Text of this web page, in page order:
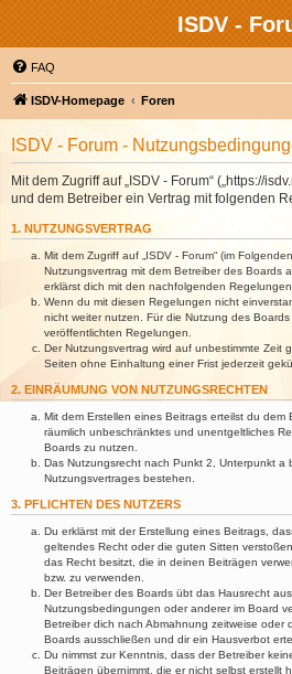
ISDV -
FAQ
ISDV-Homepage Foren
ISDV - Forum -
Mit dem Zugriff auf „ISDV - Forum“ („https://
und dem Betreiber ein Vertrag mit folgenden
1. NUTZUNGSVERTRAG
Mit dem Zugriff auf „ISDV - Forum“ (im
Nutzungsvertrag mit dem Betreiber des Boards
erklärst dich mit den nachfolgenden
Wenn du mit diesen Regelungen nicht
nicht weiter nutzen. Für die Nutzung des
veröffentlichten Regelungen.
Der Nutzungsvertrag wird auf unbestimmte Zeit
Seiten ohne Einhaltung einer Frist jederzeit
2. EINRÄUMUNG VON NUTZUNGSRECHTEN
Mit dem Erstellen eines Beitrags erteilst du dem
räumlich unbeschränktes und unentgeltliches
Boards zu nutzen.
Das Nutzungsrecht nach Punkt 2, Unterpunkt
Nutzungsvertrages bestehen.
3. PFLICHTEN DES NUTZERS
Du erklärst mit der Erstellung eines Beitrags,
geltendes Recht oder die guten Sitten
das Recht besitzt, die in deinen Beiträgen
bzw. zu verwenden.
Der Betreiber des Boards übt das Hausrecht
Nutzungsbedingungen oder anderer im Board
Betreiber dich nach Abmahnung zeitweise oder
Boards ausschließen und dir ein Hausverbot
Du nimmst zur Kenntnis, dass der Betreiber
Beiträgen übernimmt, die er nicht selbst erstellt